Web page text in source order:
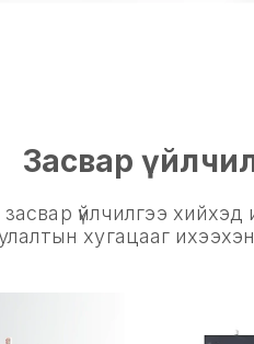
Засвар
үйлчилгээ хийхэд
хугацааг